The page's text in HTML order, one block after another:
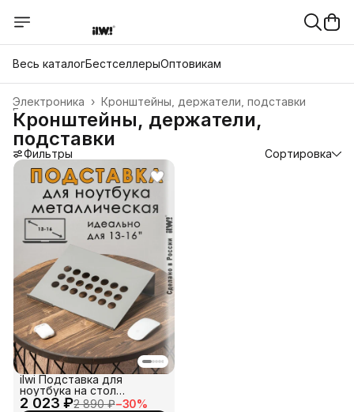
Весь каталогБестселлерыОптовикам
Кронштейны, держатели, подставки
Электроника ›
Главная
Кронштейны, держатели,
подставки
Фильтры Сортировка
2 023 ₽2 890 ₽−30%
ilwi Подставка для
ноутбука на стол
металлическая